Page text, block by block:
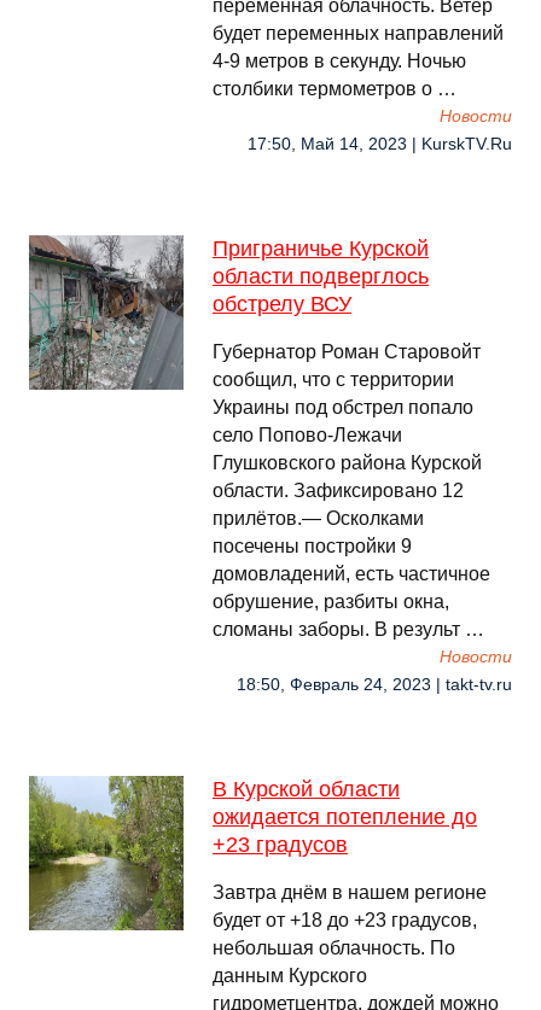
переменная облачность. Ветер
будет переменных направлений
4-9 метров в секунду. Ночью
столбики термометров о …
Новости
17:50, Май 14, 2023 | KurskTV.Ru
Приграничье Курской
области подверглось
обстрелу ВСУ
Губернатор Роман Старовойт
сообщил, что с территории
Украины под обстрел попало
село Попово-Лежачи
Глушковского района Курской
области. Зафиксировано 12
прилётов.— Осколками
посечены постройки 9
домовладений, есть частичное
обрушение, разбиты окна,
сломаны заборы. В результ …
Новости
18:50, Февраль 24, 2023 | takt-tv.ru
В Курской области
ожидается потепление до
+23 градусов
Завтра днём в нашем регионе
будет от +18 до +23 градусов,
небольшая облачность. По
данным Курского
гидрометцентра, дождей можно